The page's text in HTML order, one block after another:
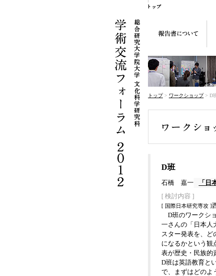
トップ> ワークショップ> D
D班
石橋 嘉一
「日
[ 検討内容 ]
[ 国際日本研究専攻 ]
D班のワークシ
一さんの「日本人
スター発表を、ど
になるかという観
表が歴史・民族的
D班は英語教育と
で、まずはどのよ